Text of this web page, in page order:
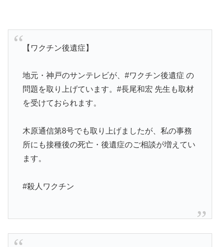
【ワクチン後遺症】
地元・神戸のサンテレビが、#ワクチン後遺症 の
問題を取り上げています。#長尾和宏 先生も取材
を受けておられます。
木原通信第8号でも取り上げましたが、私の事務
所にも接種後の死亡・後遺症のご相談が増えてい
ます。
#殺人ワクチン